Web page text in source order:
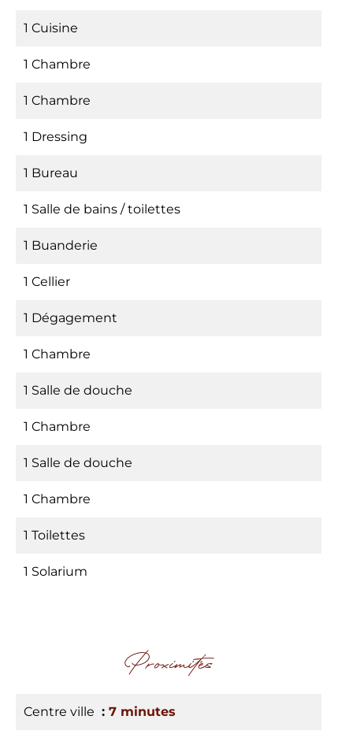
1 Cuisine
1 Chambre
1 Chambre
1 Dressing
1 Bureau
1 Salle de bains / toilettes
1 Buanderie
1 Cellier
1 Dégagement
1 Chambre
1 Salle de douche
1 Chambre
1 Salle de douche
1 Chambre
1 Toilettes
1 Solarium
Proximités
Centre ville 7 minutes